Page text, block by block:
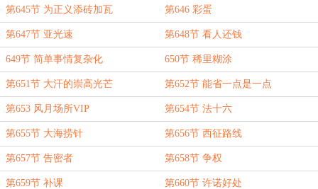
第645节 为正义添砖加瓦 第646 彩蛋
第647节 亚光速 第648节 看人还钱
649节 简单事情复杂化 650节 稀里糊涂
第651节 大汗的崇高光芒 第652节 能省一点是一点
第653 风月场所VIP 第654节 法十六
第655节 大海捞针 第656节 西征路线
第657节 告密者 第658节 争权
第659节 补课 第660节 许诺好处